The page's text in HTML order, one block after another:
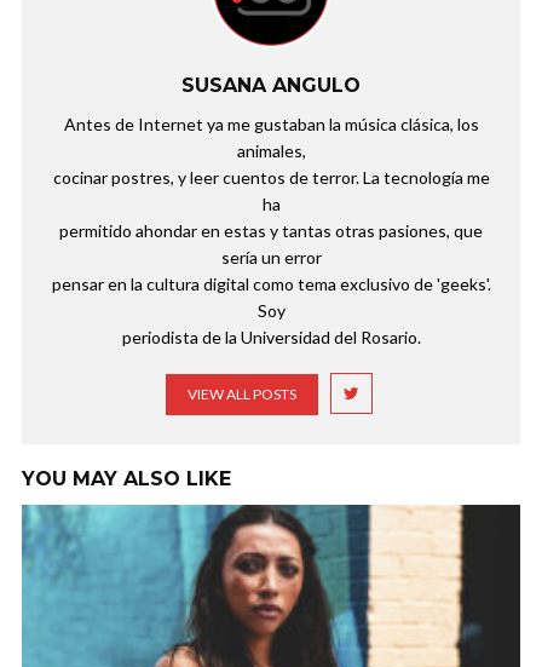
SUSANA ANGULO
Antes de Internet ya me gustaban la música clásica, los
animales,
cocinar postres, y leer cuentos de terror. La tecnología me
ha
permitido ahondar en estas y tantas otras pasiones, que
sería un error
pensar en la cultura digital como tema exclusivo de 'geeks'.
Soy
periodista de la Universidad del Rosario.
VIEW ALL POSTS
YOU MAY ALSO LIKE